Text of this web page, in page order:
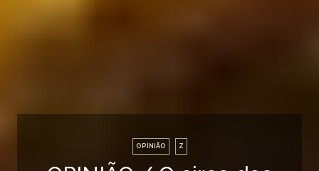
OPINIÃO Z